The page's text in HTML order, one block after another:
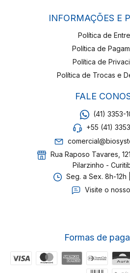
INFORMAÇÕES E
Política de
Política de
Política de
Política de Trocas e
FALE
(41) 3353-
+55 (41)
Rua Raposo Tavares,
Pilarzinho -
Seg. a Sex. 8h-12h
Visite o
Formas de